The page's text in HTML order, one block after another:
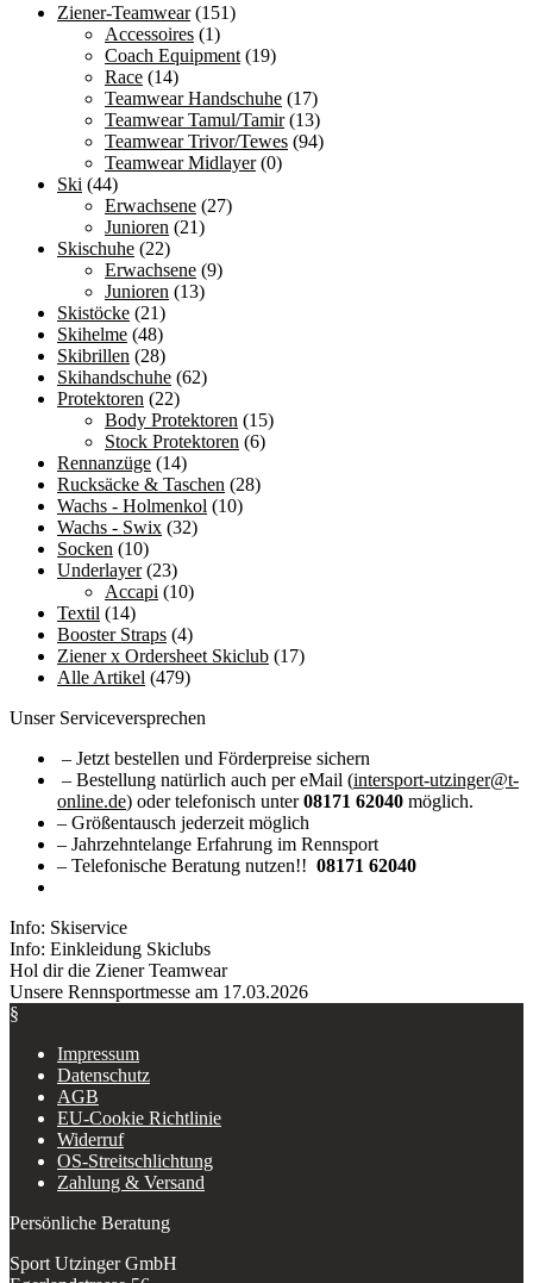
Ziener-Teamwear (151)
Accessoires (1)
Coach Equipment (19)
Race (14)
Teamwear Handschuhe (17)
Teamwear Tamul/Tamir (13)
Teamwear Trivor/Tewes (94)
Teamwear Midlayer (0)
Ski (44)
Erwachsene (27)
Junioren (21)
Skischuhe (22)
Erwachsene (9)
Junioren (13)
Skistöcke (21)
Skihelme (48)
Skibrillen (28)
Skihandschuhe (62)
Protektoren (22)
Body Protektoren (15)
Stock Protektoren (6)
Rennanzüge (14)
Rucksäcke & Taschen (28)
Wachs - Holmenkol (10)
Wachs - Swix (32)
Socken (10)
Underlayer (23)
Accapi (10)
Textil (14)
Booster Straps (4)
Ziener x Ordersheet Skiclub (17)
Alle Artikel (479)
Unser Serviceversprechen
– Jetzt bestellen und Förderpreise sichern
– Bestellung natürlich auch per eMail (intersport-utzinger@t-
online.de) oder telefonisch unter08171 62040 möglich.
– Größentausch jederzeit möglich
– Jahrzehntelange Erfahrung im Rennsport
– Telefonische Beratung nutzen!! 08171 62040
Info: Skiservice
Info: Einkleidung Skiclubs
Hol dir die Ziener Teamwear
Unsere Rennsportmesse am 17.03.2026
§
Impressum
Datenschutz
AGB
EU-Cookie Richtlinie
Widerruf
OS-Streitschlichtung
Zahlung & Versand
Persönliche Beratung
Sport Utzinger GmbH